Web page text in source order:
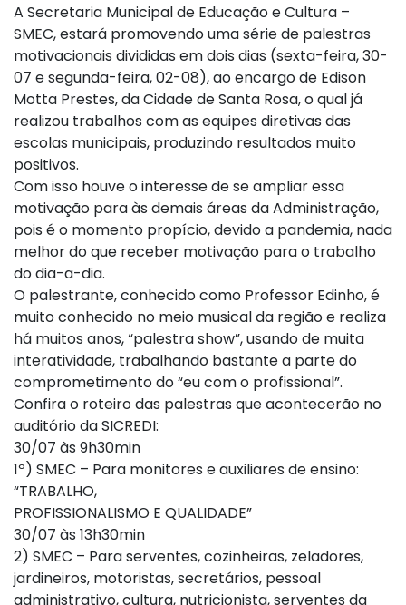
A Secretaria Municipal de Educação e Cultura –
SMEC, estará promovendo uma série de palestras
motivacionais divididas em dois dias (sexta-feira, 30-
07 e segunda-feira, 02-08), ao encargo de Edison
Motta Prestes, da Cidade de Santa Rosa, o qual já
realizou trabalhos com as equipes diretivas das
escolas municipais, produzindo resultados muito
positivos.
Com isso houve o interesse de se ampliar essa
motivação para às demais áreas da Administração,
pois é o momento propício, devido a pandemia, nada
melhor do que receber motivação para o trabalho
do dia-a-dia.
O palestrante, conhecido como Professor Edinho, é
muito conhecido no meio musical da região e realiza
há muitos anos, “palestra show”, usando de muita
interatividade, trabalhando bastante a parte do
comprometimento do “eu com o profissional”.
Confira o roteiro das palestras que acontecerão no
auditório da SICREDI:
30/07 às 9h30min
1º) SMEC – Para monitores e auxiliares de ensino:
“TRABALHO,
PROFISSIONALISMO E QUALIDADE”
30/07 às 13h30min
2) SMEC – Para serventes, cozinheiras, zeladores,
jardineiros, motoristas, secretários, pessoal
administrativo, cultura, nutricionista, serventes da